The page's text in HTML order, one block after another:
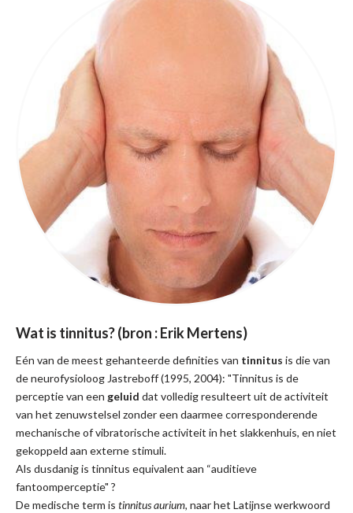
Wat is tinnitus? (bron : Erik Mertens)
Eén van de meest gehanteerde definities van tinnitus is die van
de neurofysioloog Jastreboff (1995, 2004): "Tinnitus is de
perceptie van een geluid dat volledig resulteert uit de activiteit
van het zenuwstelsel zonder een daarmee corresponderende
mechanische of vibratorische activiteit in het slakkenhuis, en niet
gekoppeld aan externe stimuli.
Als dusdanig is tinnitus equivalent aan “auditieve
fantoomperceptie" ?
De medische term is tinnitus aurium, naar het Latijnse werkwoord